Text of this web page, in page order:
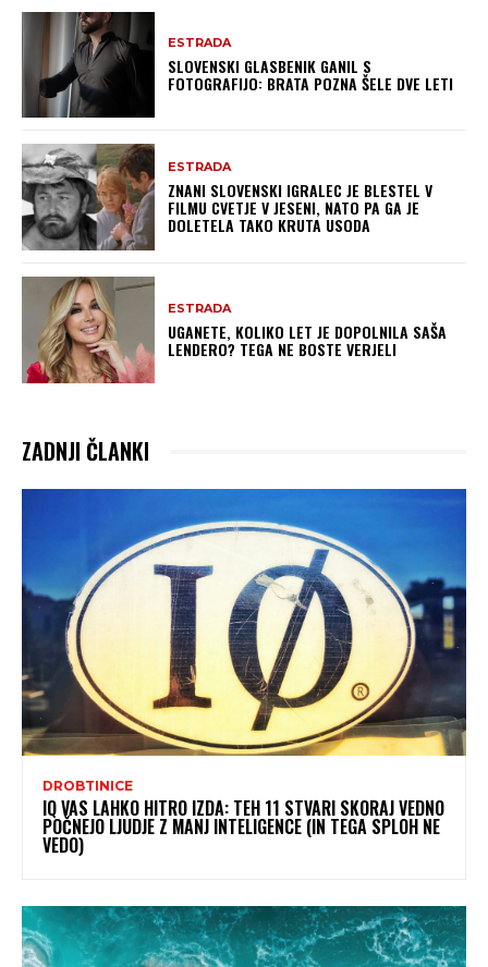
ESTRADA
SLOVENSKI GLASBENIK GANIL S
FOTOGRAFIJO: BRATA POZNA ŠELE DVE LETI
ESTRADA
ZNANI SLOVENSKI IGRALEC JE BLESTEL V
FILMU CVETJE V JESENI, NATO PA GA JE
DOLETELA TAKO KRUTA USODA
ESTRADA
UGANETE, KOLIKO LET JE DOPOLNILA SAŠA
LENDERO? TEGA NE BOSTE VERJELI
ZADNJI ČLANKI
DROBTINICE
IQ VAS LAHKO HITRO IZDA: TEH 11 STVARI SKORAJ VEDNO
POČNEJO LJUDJE Z MANJ INTELIGENCE (IN TEGA SPLOH NE
VEDO)